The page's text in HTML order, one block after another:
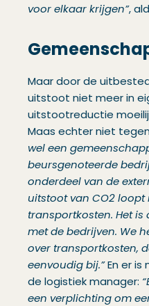
voor elkaar krijgen”,
Maar door de
uitstoot niet meer in
uitstootreductie
Maas echter niet
wel een
beursgenoteerde
onderdeel van de
uitstoot van CO2
transportkosten. Het
met de bedrijven. We
over transportkosten,
eenvoudig bij.”En er is
de logistiek manager:
een verplichting om